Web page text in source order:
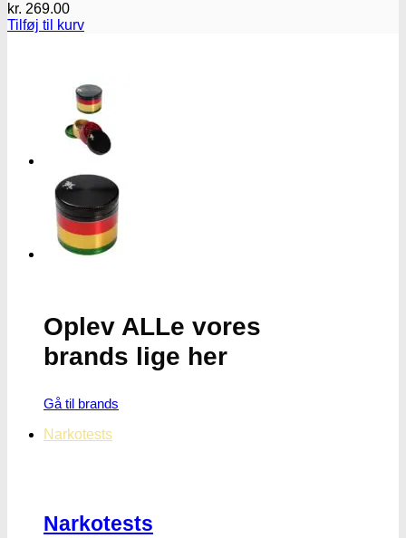
Oplev ALLe vores
brands lige her
Gå til brands
Narkotests
Narkotests
kr. 269.00
Tilføj til kurv